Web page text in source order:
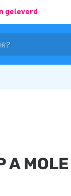
geleverd
A